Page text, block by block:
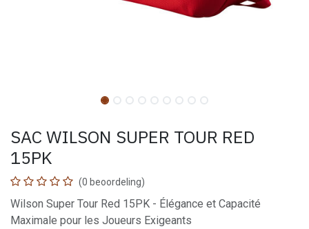
SAC WILSON SUPER TOUR RED
15PK
(0 beoordeling)
Wilson Super Tour Red 15PK - Élégance et Capacité
Maximale pour les Joueurs Exigeants